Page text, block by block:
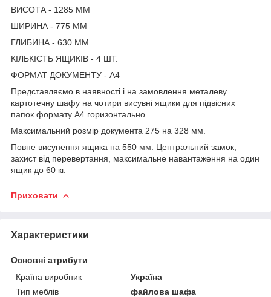
ВИСОТА - 1285 ММ
ШИРИНА - 775 ММ
ГЛИБИНА - 630 ММ
КІЛЬКІСТЬ ЯЩИКІВ - 4 ШТ.
ФОРМАТ ДОКУМЕНТУ - А4
Представляємо в наявності і на замовлення металеву
картотечну шафу на чотири висувні ящики для підвісних
папок формату А4 горизонтально.
Максимальний розмір документа 275 на 328 мм.
Повне висунення ящика на 550 мм. Центральний замок,
захист від перевертання, максимальне навантаження на один
ящик до 60 кг.
Приховати
Характеристики
Основні атрибути
Країна виробник
Україна
Тип меблів
файлова шафа